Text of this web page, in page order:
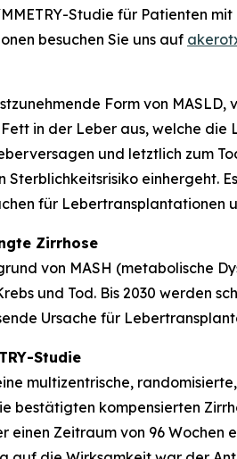
Studie für Patienten
besuchen Sie uns auf
Form von
in der Leber aus, welche die
und letztlich zum
Sterblichkeitsrisiko einhergeht.
für Lebertransplantationen
Zirrhose
von MASH (metabolische
und Tod. Bis 2030 werden
Ursache für
Studie
multizentrische,
bestätigten kompensierten
einen Zeitraum von 96